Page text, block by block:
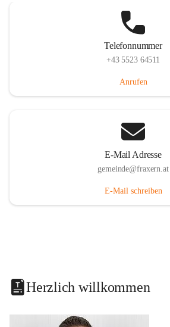
Telefonnummer
+43 5523 64511
Anrufen
E-Mail Adresse
gemeinde@fraxern.at
E-Mail schreiben
Herzlich willkommen